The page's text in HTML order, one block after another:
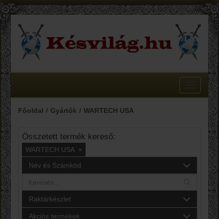
Toggle
Főoldal
Gyártók WARTECH USA
Összetett termék kereső:
WARTECH USA ×
Név és Számkód
Raktárkészlet
Akciós termékek